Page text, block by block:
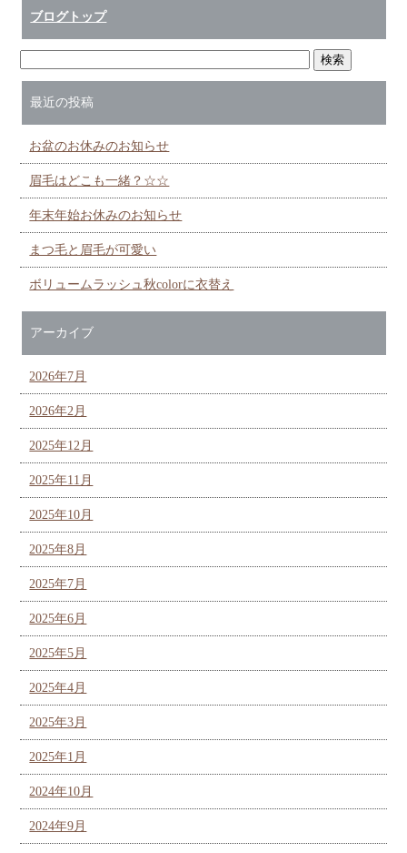
ブログトップ
最近の投稿
お盆のお休みのお知らせ
眉毛はどこも一緒？☆☆
年末年始お休みのお知らせ
まつ毛と眉毛が可愛い
ボリュームラッシュ秋colorに衣替え
アーカイブ
2026年7月
2026年2月
2025年12月
2025年11月
2025年10月
2025年8月
2025年7月
2025年6月
2025年5月
2025年4月
2025年3月
2025年1月
2024年10月
2024年9月